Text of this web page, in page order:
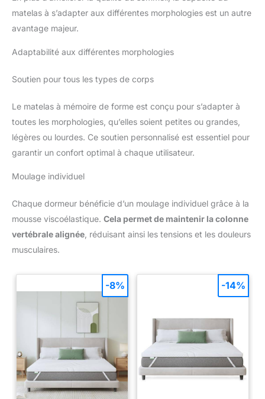
séchage à l’air surtout pas au sèche-linge.
matelas à s’adapter aux différentes morphologies est un autre
avantage majeur.
Adaptabilité aux différentes morphologies
Soutien pour tous les types de corps
Le matelas à mémoire de forme est conçu pour s’adapter à
toutes les morphologies, qu’elles soient petites ou grandes,
légères ou lourdes. Ce soutien personnalisé est essentiel pour
garantir un confort optimal à chaque utilisateur.
Moulage individuel
Chaque dormeur bénéficie d’un moulage individuel grâce à la
mousse viscoélastique. Cela permet de maintenir la colonne
vertébrale alignée , réduisant ainsi les tensions et les douleurs
musculaires.
-8% -14%